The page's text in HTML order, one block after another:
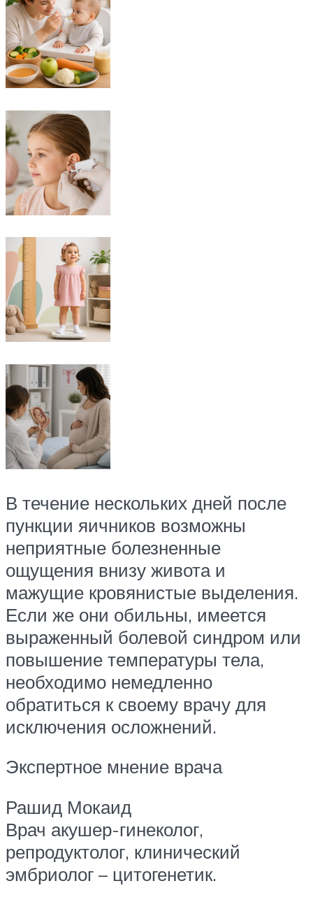
В течение нескольких дней после
пункции яичников возможны
неприятные болезненные
ощущения внизу живота и
мажущие кровянистые выделения.
Если же они обильны, имеется
выраженный болевой синдром или
повышение температуры тела,
необходимо немедленно
обратиться к своему врачу для
исключения осложнений.
Экспертное мнение врача
Рашид Мокаид
Врач акушер-гинеколог,
репродуктолог, клинический
эмбриолог – цитогенетик.